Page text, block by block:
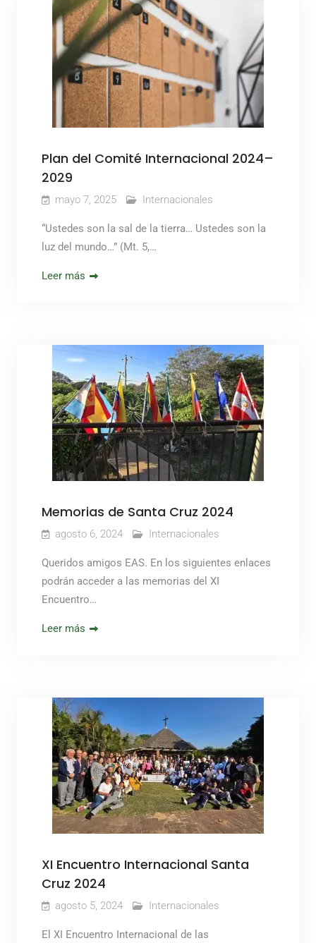
Plan del Comité Internacional 2024–
2029
mayo 7, 2025 Internacionales
“Ustedes son la sal de la tierra… Ustedes son la
luz del mundo…” (Mt. 5,…
Leer más
Memorias de Santa Cruz 2024
agosto 6, 2024 Internacionales
Queridos amigos EAS. En los siguientes enlaces
podrán acceder a las memorias del XI
Encuentro…
Leer más
XI Encuentro Internacional Santa
Cruz 2024
agosto 5, 2024 Internacionales
El XI Encuentro Internacional de las